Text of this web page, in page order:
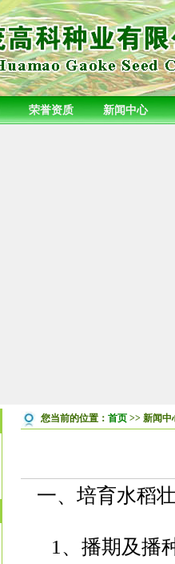
荣誉资质 新闻中心
您当前的位置： 首页>> 新闻中
一、培育水稻
1、播期及播